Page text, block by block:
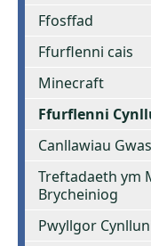
Ffosffad
Ffurflenni cais
Minecraft
Ffurflenni
Canllawiau
Treftadaeth ym
Brycheiniog
Pwyllgor